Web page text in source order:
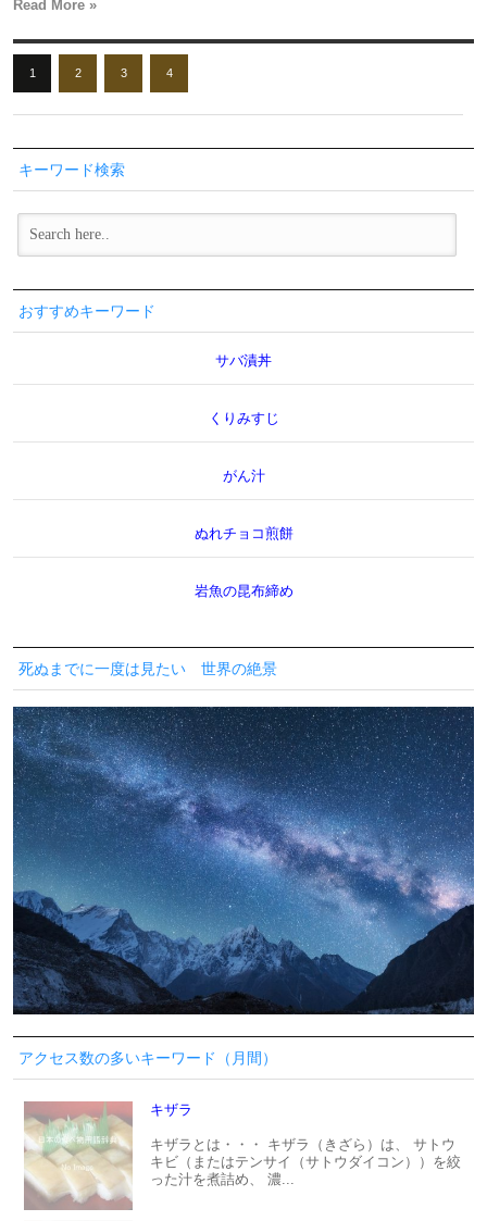
Read More »
1 2 3 4
キーワード検索
おすすめキーワード
サバ漬丼
くりみすじ
がん汁
ぬれチョコ煎餅
岩魚の昆布締め
死ぬまでに一度は見たい 世界の絶景
アクセス数の多いキーワード（月間）
キザラ
キザラとは・・・ キザラ（きざら）は、 サトウ
キビ（またはテンサイ（サトウダイコン））を絞
った汁を煮詰め、 濃...